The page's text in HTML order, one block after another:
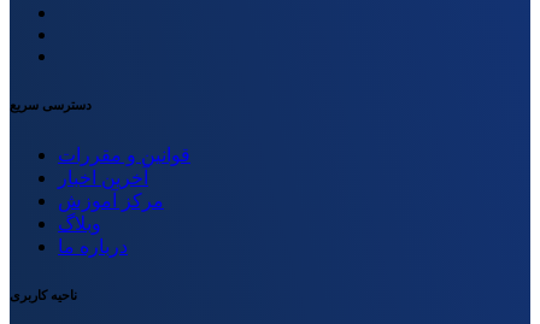
دسترسی سریع
قوانین و مقررات
آخرین اخبار
مرکز آموزش
وبلاگ
درباره ما
ناحیه کاربری